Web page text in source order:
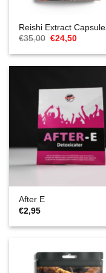
Reishi Extract
€35,00 Ursprünglicher
war:
€24,50Aktueller
ist:
After E
€2,95